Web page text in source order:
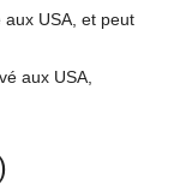
aux USA, et peut
aux USA,